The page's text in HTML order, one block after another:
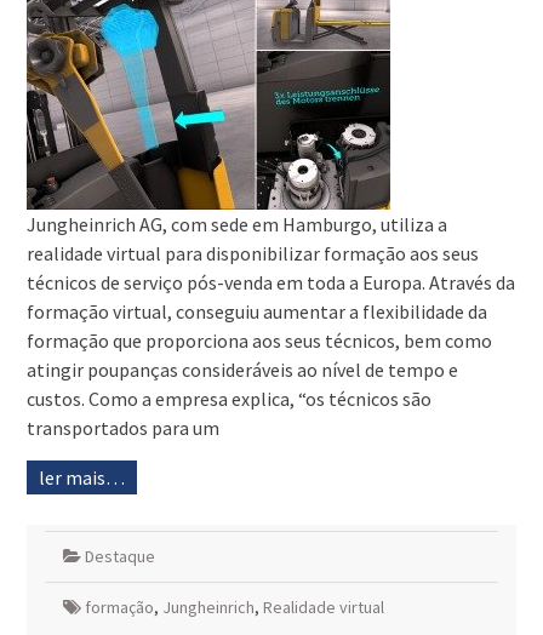
Jungheinrich AG, com sede em Hamburgo, utiliza a
realidade virtual para disponibilizar formação aos seus
técnicos de serviço pós-venda em toda a Europa. Através da
formação virtual, conseguiu aumentar a flexibilidade da
formação que proporciona aos seus técnicos, bem como
atingir poupanças consideráveis ao nível de tempo e
custos. Como a empresa explica, “os técnicos são
transportados para um
ler mais…
Destaque
formação, Jungheinrich, Realidade virtual